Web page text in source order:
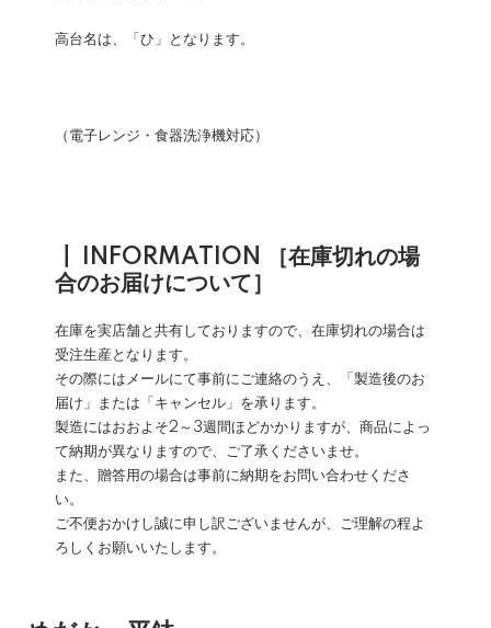
高台名は、「ひ」となります。
（電子レンジ・食器洗浄機対応）
┃ INFORMATION ［在庫切れの場
合のお届けについて］
在庫を実店舗と共有しておりますので、在庫切れの場合は
受注生産となります。
その際にはメールにて事前にご連絡のうえ、「製造後のお
届け」または「キャンセル」を承ります。
製造にはおおよそ2～3週間ほどかかりますが、商品によっ
て納期が異なりますので、ご了承くださいませ。
また、贈答用の場合は事前に納期をお問い合わせくださ
い。
ご不便おかけし誠に申し訳ございませんが、ご理解の程よ
ろしくお願いいたします。